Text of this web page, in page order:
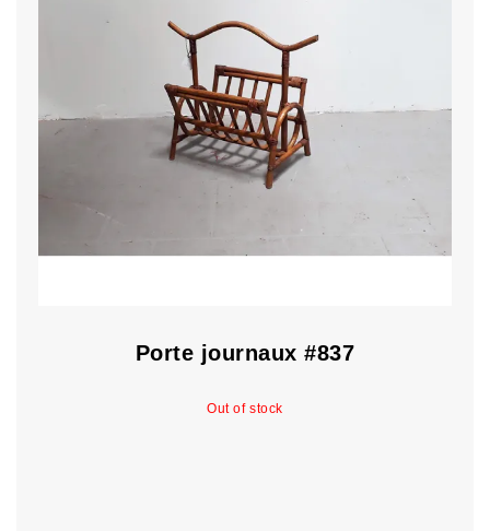
Porte journaux #837
Out of stock